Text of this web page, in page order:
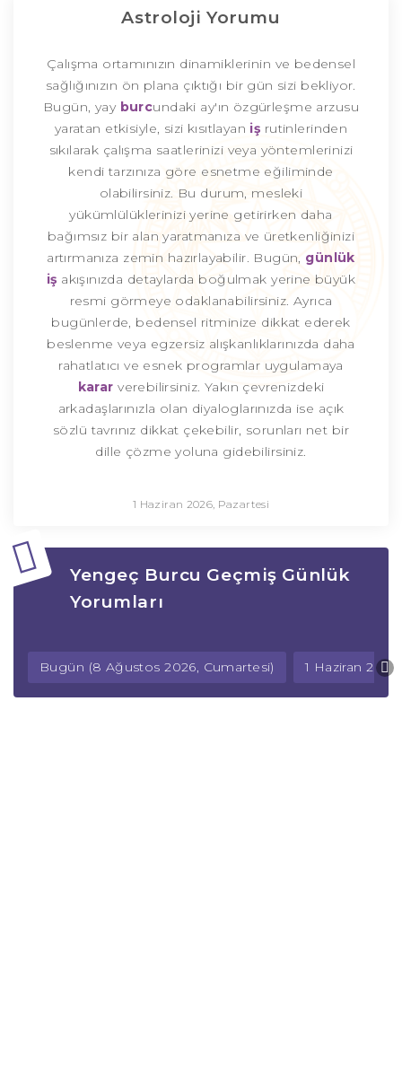
Astroloji Yorumu
Çalışma ortamınızın dinamiklerinin ve bedensel
sağlığınızın ön plana çıktığı bir gün sizi bekliyor.
Bugün, yay burcundaki ay'ın özgürleşme arzusu
yaratan etkisiyle, sizi kısıtlayan iş rutinlerinden
sıkılarak çalışma saatlerinizi veya yöntemlerinizi
kendi tarzınıza göre esnetme eğiliminde
olabilirsiniz. Bu durum, mesleki
yükümlülüklerinizi yerine getirirken daha
bağımsız bir alan yaratmanıza ve üretkenliğinizi
artırmanıza zemin hazırlayabilir. Bugün, günlük
iş akışınızda detaylarda boğulmak yerine büyük
resmi görmeye odaklanabilirsiniz. Ayrıca
bugünlerde, bedensel ritminize dikkat ederek
beslenme veya egzersiz alışkanlıklarınızda daha
rahatlatıcı ve esnek programlar uygulamaya
karar verebilirsiniz. Yakın çevrenizdeki
arkadaşlarınızla olan diyaloglarınızda ise açık
sözlü tavrınız dikkat çekebilir, sorunları net bir
dille çözme yoluna gidebilirsiniz.
1 Haziran 2026, Pazartesi
Yengeç Burcu Geçmiş Günlük
Yorumları
Bugün (8 Ağustos 2026, Cumartesi) 1 Haziran